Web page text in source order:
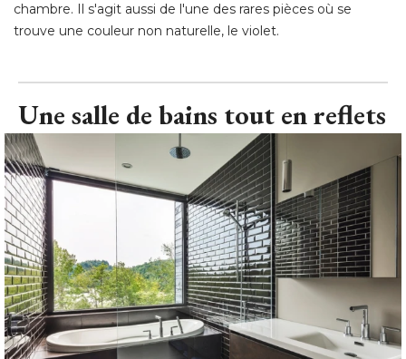
chambre. Il s'agit aussi de l'une des rares pièces où se
trouve une couleur non naturelle, le violet.
Une salle de bains tout en reflets